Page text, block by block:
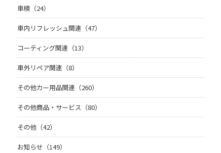
車検（24）
車内リフレッシュ関連（47）
コーティング関連（13）
車外リペア関連（8）
その他カー用品関連（260）
その他商品・サービス（80）
その他（42）
お知らせ（149）